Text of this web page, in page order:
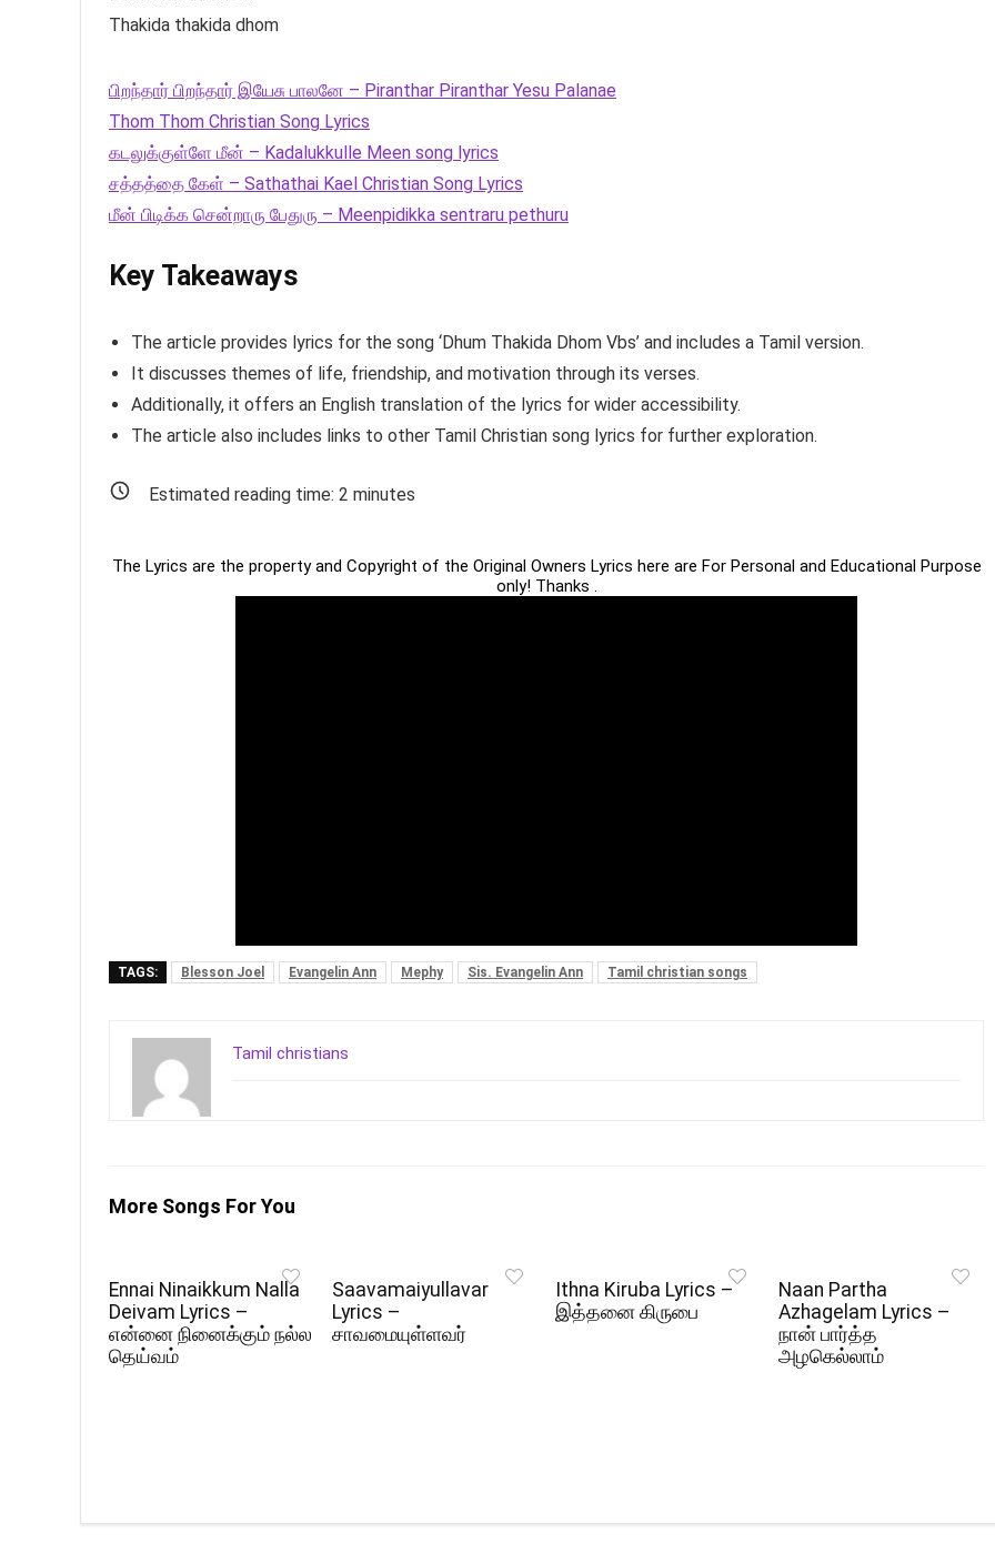
Thakida thakida dhom
பிறந்தார் பிறந்தார் இயேசு பாலனே – Piranthar Piranthar Yesu Palanae
Thom Thom Christian Song Lyrics
கடலுக்குள்ளே மீன் – Kadalukkulle Meen song lyrics
சத்தத்தை கேள் – Sathathai Kael Christian Song Lyrics
மீன் பிடிக்க சென்றாரு பேதுரு – Meenpidikka sentraru pethuru
Key Takeaways
The article provides lyrics for the song ‘Dhum Thakida Dhom Vbs’ and includes a Tamil version.
It discusses themes of life, friendship, and motivation through its verses.
Additionally, it offers an English translation of the lyrics for wider accessibility.
The article also includes links to other Tamil Christian song lyrics for further exploration.
Estimated reading time: 2 minutes
The Lyrics are the property and Copyright of the Original Owners Lyrics here are For Personal and Educational Purpose
only! Thanks .
TAGS: Blesson Joel Evangelin Ann Mephy Sis. Evangelin Ann Tamil christian songs
Tamil christians
More Songs For You
Ennai Ninaikkum Nalla
Deivam Lyrics –
என்னை நினைக்கும் நல்ல
தெய்வம்
Saavamaiyullavar
Lyrics –
சாவமையுள்ளவர்
Ithna Kiruba Lyrics –
இத்தனை கிருபை
Naan Partha
Azhagelam Lyrics –
நான் பார்த்த
அழகெல்லாம்